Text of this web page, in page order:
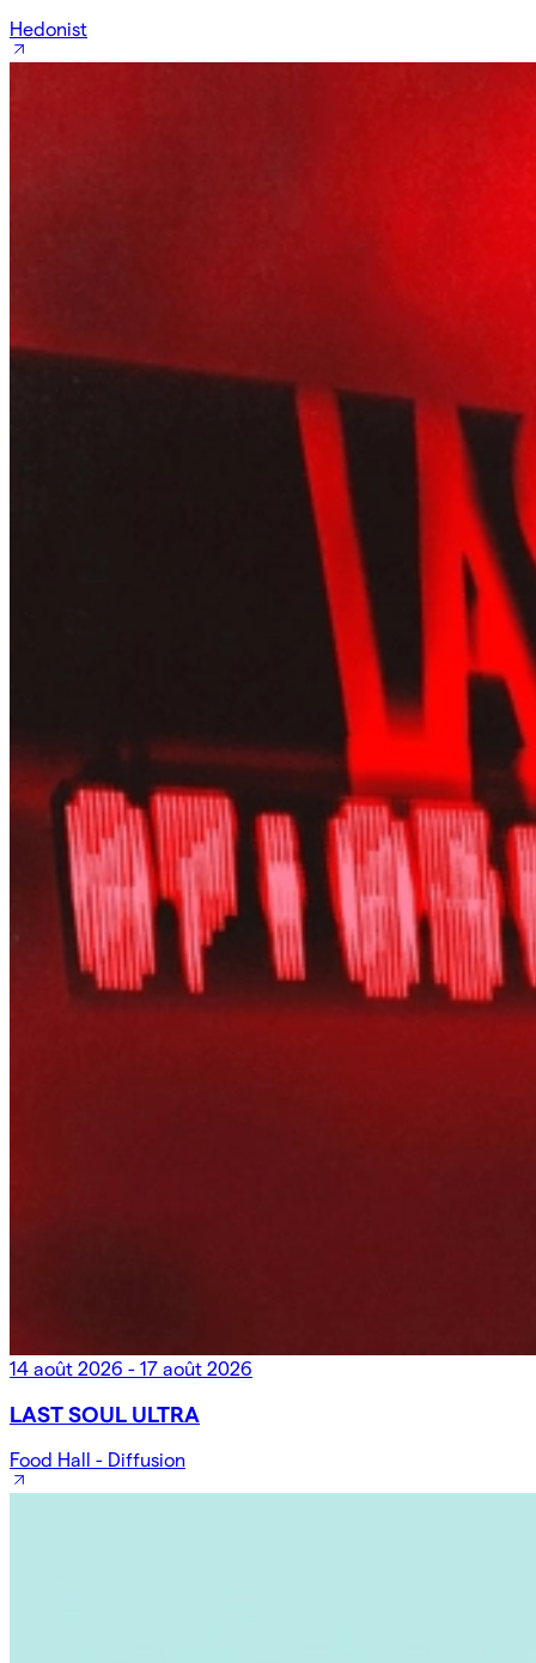
Hedonist
14 août 2026 - 17 août 2026
LAST SOUL ULTRA
Food Hall - Diffusion